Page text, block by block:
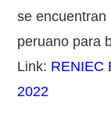
se
peruano para
Link: RENIEC
2022